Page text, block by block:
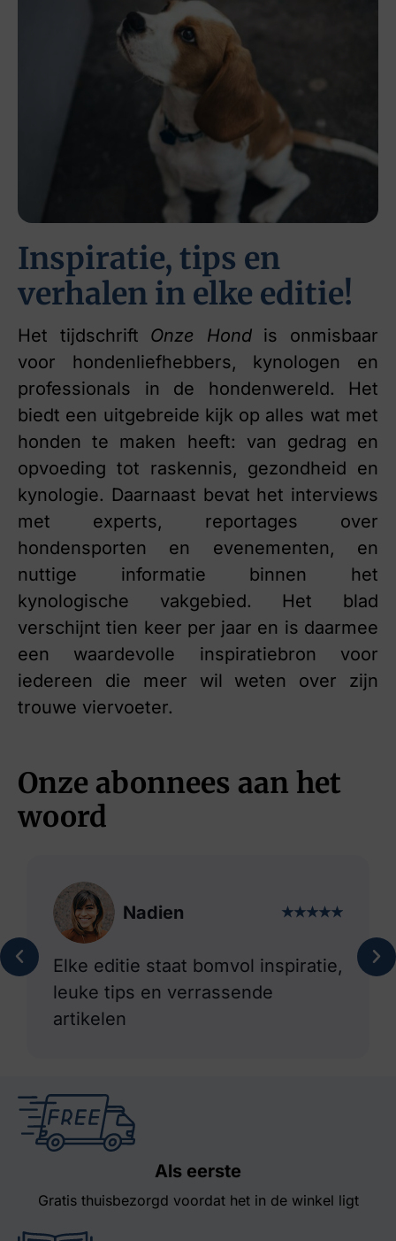
Inspiratie, tips en
verhalen in elke editie!
Het tijdschrift Onze Hondis onmisbaar
voor hondenliefhebbers, kynologen en
professionals in de hondenwereld. Het
biedt een uitgebreide kijk op alles wat met
honden te maken heeft: van gedrag en
opvoeding tot raskennis, gezondheid en
kynologie. Daarnaast bevat het interviews
met experts, reportages over
hondensporten en evenementen, en
nuttige informatie binnen het
kynologische vakgebied. Het blad
verschijnt tien keer per jaar en is daarmee
een waardevolle inspiratiebron voor
iedereen die meer wil weten over zijn
trouwe viervoeter.
Onze abonnees aan het
woord
Nadien ★★★★★
Elke editie staat bomvol inspiratie,
leuke tips en verrassende
artikelen
Als eerste
Gratis thuisbezorgd voordat het in de winkel ligt